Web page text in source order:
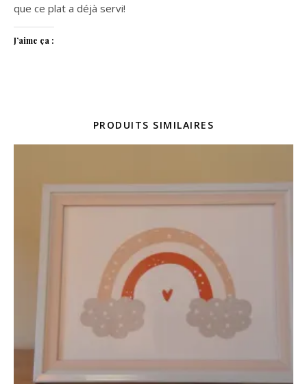
que ce plat a déjà servi!
J’aime ça :
PRODUITS SIMILAIRES